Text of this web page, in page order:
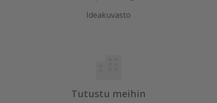
Ideakuvasto
Tutustu meihin